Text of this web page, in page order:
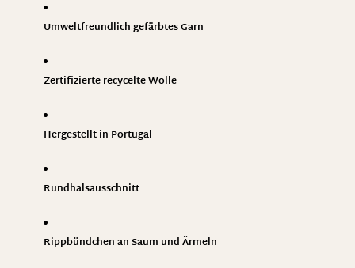
Umweltfreundlich gefärbtes Garn
Zertifizierte recycelte Wolle
Hergestellt in Portugal
Rundhalsausschnitt
Rippbündchen an Saum und Ärmeln